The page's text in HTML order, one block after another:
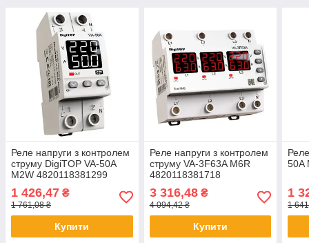
Реле напруги з контролем
струму DigiTOP VA-50A
M2W 4820118381299
1 426,47 ₴
1 761,08 ₴
Купити
Реле напруги з контролем
струму VA-3F63A M6R
4820118381718
3 316,48₴
4 094,42 ₴
Купити
50A
1
1